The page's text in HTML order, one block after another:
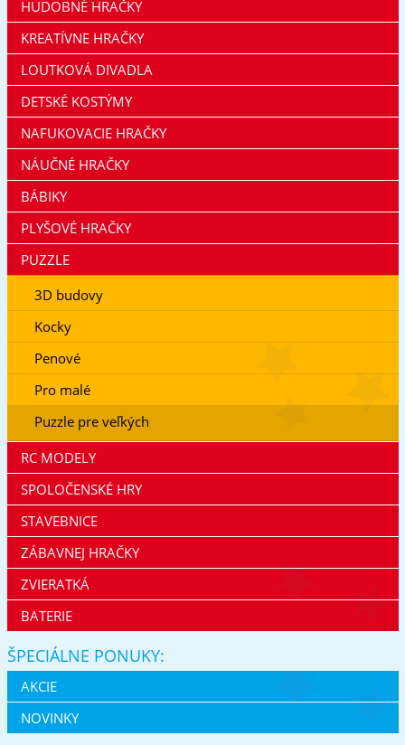
HUDOBNÉ HRAČKY
KREATÍVNE HRAČKY
LOUTKOVÁ DIVADLA
DETSKÉ KOSTÝMY
NAFUKOVACIE HRAČKY
NÁUČNÉ HRAČKY
BÁBIKY
PLYŠOVÉ HRAČKY
PUZZLE
3D budovy
Kocky
Penové
Pro malé
Puzzle pre veľkých
RC MODELY
SPOLOČENSKÉ HRY
STAVEBNICE
ZÁBAVNEJ HRAČKY
ZVIERATKÁ
BATERIE
ŠPECIÁLNE PONUKY:
AKCIE
NOVINKY